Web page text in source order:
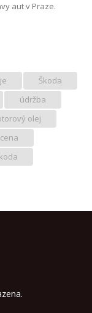
aut v Praze.
Škoda
údržba
olej
cena